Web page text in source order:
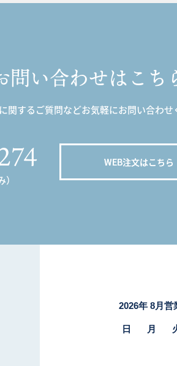
問い合わせはこち
関するご質問などお気軽にお問い合わせ
WEB注文はこちら